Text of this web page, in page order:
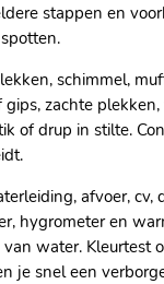
stappen en
schimmel,
zachte
of drup in stilte.​
afvoer, cv,
hygrometer en
water.​ Kleurtest
je snel een